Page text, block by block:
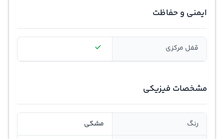
ایمنی و حفاظت
قفل مرکزی
مشخصات فیزیکی
رنگ مشکی